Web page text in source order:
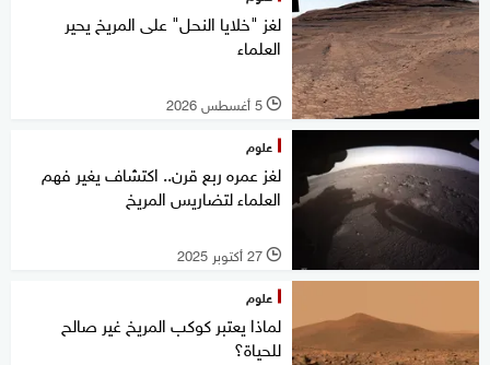
لغز "خلايا النحل" على المريخ يحير
العلماء
l 5 أغسطس 2026
علوم
لغز عمره ربع قرن.. اكتشاف يغير فهم
العلماء لتضاريس المريخ
l 27 أكتوبر 2025
علوم
لماذا يعتبر كوكب المريخ غير صالح
للحياة؟